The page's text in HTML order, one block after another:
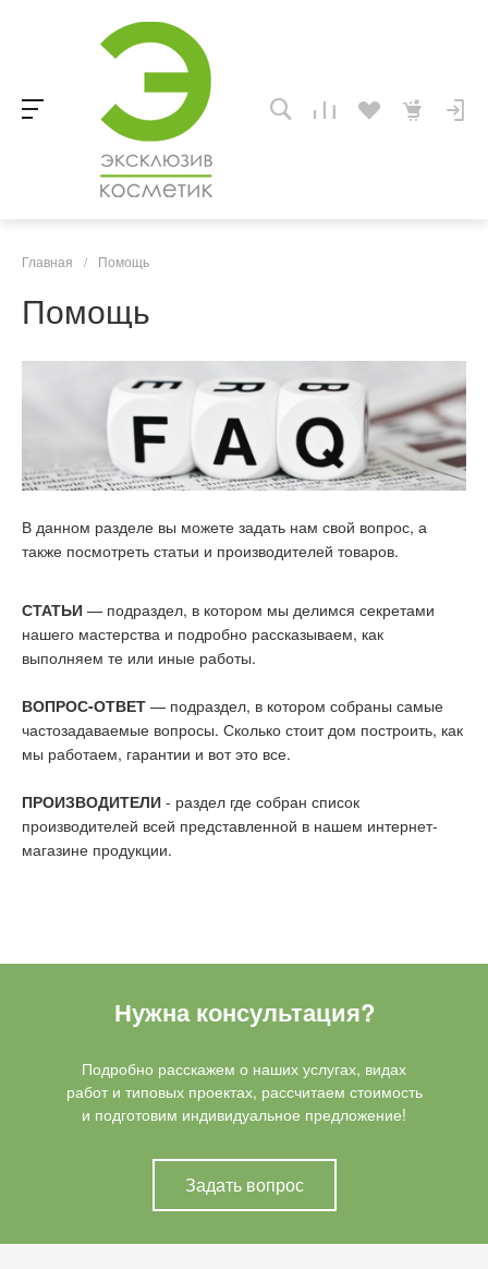
Главная / Помощь
Помощь
В данном разделе вы можете задать нам свой вопрос, а
также посмотреть статьи и производителей товаров.
СТАТЬИ — подраздел, в котором мы делимся секретами
нашего мастерства и подробно рассказываем, как
выполняем те или иные работы.
ВОПРОС-ОТВЕТ — подраздел, в котором собраны самые
частозадаваемые вопросы. Сколько стоит дом построить, как
мы работаем, гарантии и вот это все.
ПРОИЗВОДИТЕЛИ - раздел где собран список
производителей всей представленной в нашем интернет-
магазине продукции.
Нужна консультация?
Подробно расскажем о наших услугах, видах
работ и типовых проектах, рассчитаем стоимость
и подготовим индивидуальное предложение!
Задать вопрос